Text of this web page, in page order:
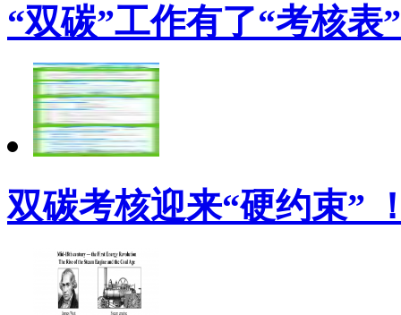
“双碳”工作有了“考核表”
双碳考核迎来“硬约束”